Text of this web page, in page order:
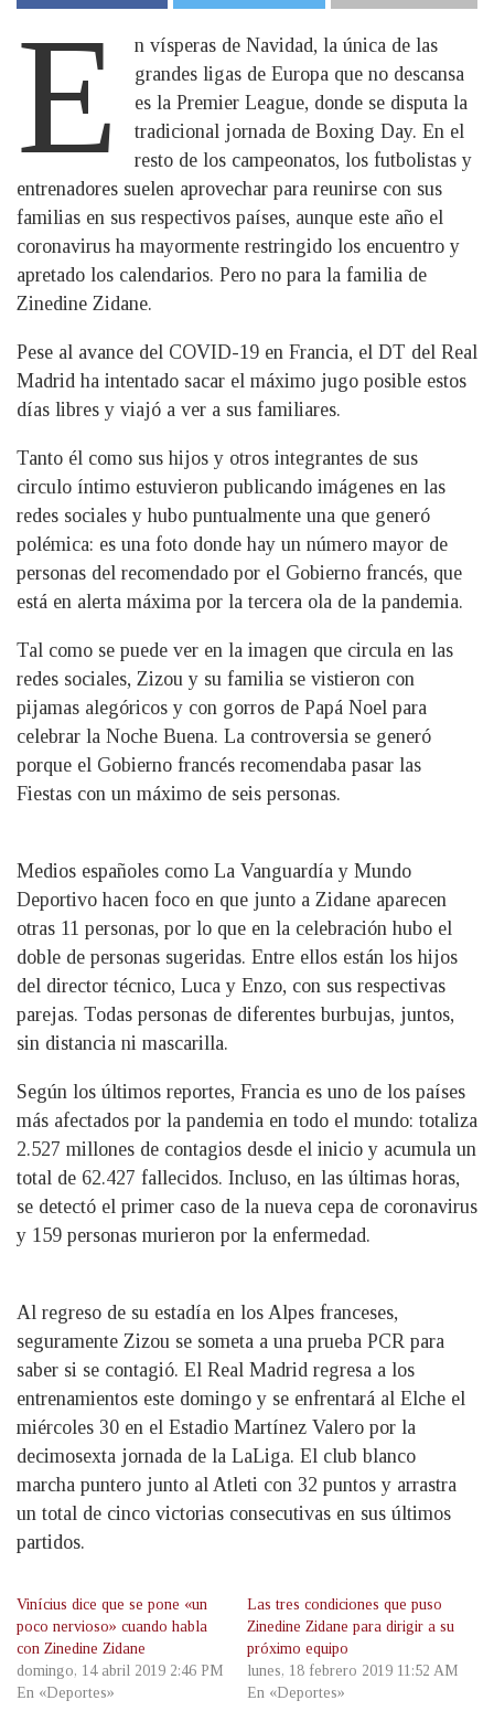
E
n vísperas de Navidad, la única de las
grandes ligas de Europa que no descansa
es la Premier League, donde se disputa la
tradicional jornada de Boxing Day. En el
resto de los campeonatos, los futbolistas y
entrenadores suelen aprovechar para reunirse con sus
familias en sus respectivos países, aunque este año el
coronavirus ha mayormente restringido los encuentro y
apretado los calendarios. Pero no para la familia de
Zinedine Zidane.
Pese al avance del COVID-19 en Francia, el DT del Real
Madrid ha intentado sacar el máximo jugo posible estos
días libres y viajó a ver a sus familiares.
Tanto él como sus hijos y otros integrantes de sus
circulo íntimo estuvieron publicando imágenes en las
redes sociales y hubo puntualmente una que generó
polémica: es una foto donde hay un número mayor de
personas del recomendado por el Gobierno francés, que
está en alerta máxima por la tercera ola de la pandemia.
Tal como se puede ver en la imagen que circula en las
redes sociales, Zizou y su familia se vistieron con
pijamas alegóricos y con gorros de Papá Noel para
celebrar la Noche Buena. La controversia se generó
porque el Gobierno francés recomendaba pasar las
Fiestas con un máximo de seis personas.
Medios españoles como La Vanguardía y Mundo
Deportivo hacen foco en que junto a Zidane aparecen
otras 11 personas, por lo que en la celebración hubo el
doble de personas sugeridas. Entre ellos están los hijos
del director técnico, Luca y Enzo, con sus respectivas
parejas. Todas personas de diferentes burbujas, juntos,
sin distancia ni mascarilla.
Según los últimos reportes, Francia es uno de los países
más afectados por la pandemia en todo el mundo: totaliza
2.527 millones de contagios desde el inicio y acumula un
total de 62.427 fallecidos. Incluso, en las últimas horas,
se detectó el primer caso de la nueva cepa de coronavirus
y 159 personas murieron por la enfermedad.
Al regreso de su estadía en los Alpes franceses,
seguramente Zizou se someta a una prueba PCR para
saber si se contagió. El Real Madrid regresa a los
entrenamientos este domingo y se enfrentará al Elche el
miércoles 30 en el Estadio Martínez Valero por la
decimosexta jornada de la LaLiga. El club blanco
marcha puntero junto al Atleti con 32 puntos y arrastra
un total de cinco victorias consecutivas en sus últimos
partidos.
Vinícius dice que se pone «un
poco nervioso» cuando habla
con Zinedine Zidane
domingo, 14 abril 2019 2:46 PM
En «Deportes»
Las tres condiciones que puso
Zinedine Zidane para dirigir a su
próximo equipo
lunes, 18 febrero 2019 11:52 AM
En «Deportes»